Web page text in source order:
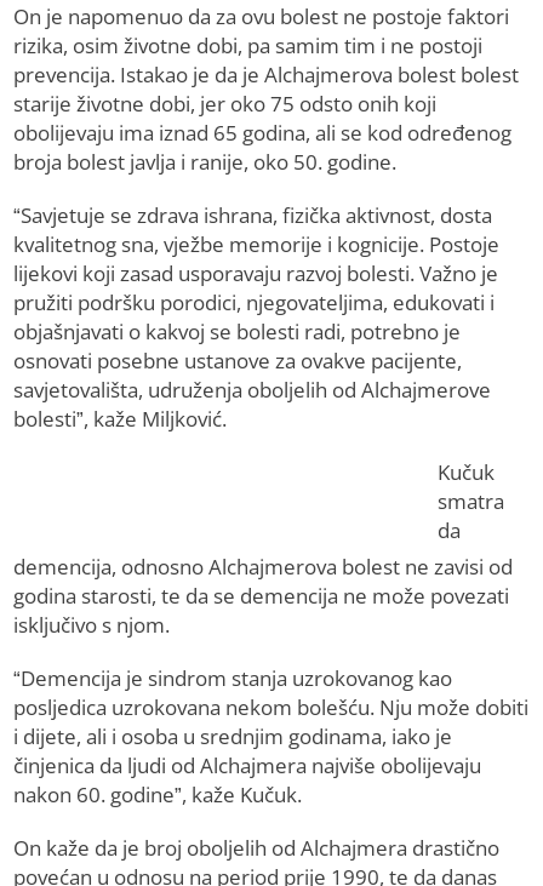
On je napomenuo da za ovu bolest ne postoje faktori
rizika, osim životne dobi, pa samim tim i ne postoji
prevencija. Istakao je da je Alchajmerova bolest bolest
starije životne dobi, jer oko 75 odsto onih koji
obolijevaju ima iznad 65 godina, ali se kod određenog
broja bolest javlja i ranije, oko 50. godine.
“Savjetuje se zdrava ishrana, fizička aktivnost, dosta
kvalitetnog sna, vježbe memorije i kognicije. Postoje
lijekovi koji zasad usporavaju razvoj bolesti. Važno je
pružiti podršku porodici, njegovateljima, edukovati i
objašnjavati o kakvoj se bolesti radi, potrebno je
osnovati posebne ustanove za ovakve pacijente,
savjetovališta, udruženja oboljelih od Alchajmerove
bolesti”, kaže Miljković.
Kučuk
smatra
da
demencija, odnosno Alchajmerova bolest ne zavisi od
godina starosti, te da se demencija ne može povezati
isključivo s njom.
“Demencija je sindrom stanja uzrokovanog kao
posljedica uzrokovana nekom bolešću. Nju može dobiti
i dijete, ali i osoba u srednjim godinama, iako je
činjenica da ljudi od Alchajmera najviše obolijevaju
nakon 60. godine”, kaže Kučuk.
On kaže da je broj oboljelih od Alchajmera drastično
povećan u odnosu na period prije 1990, te da danas